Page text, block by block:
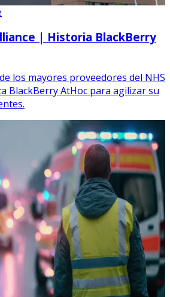
| Historia BlackBerry
los mayores proveedores del NHS
BlackBerry AtHoc para agilizar su